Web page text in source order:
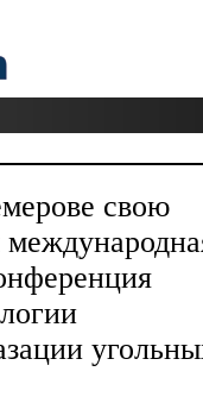
свою